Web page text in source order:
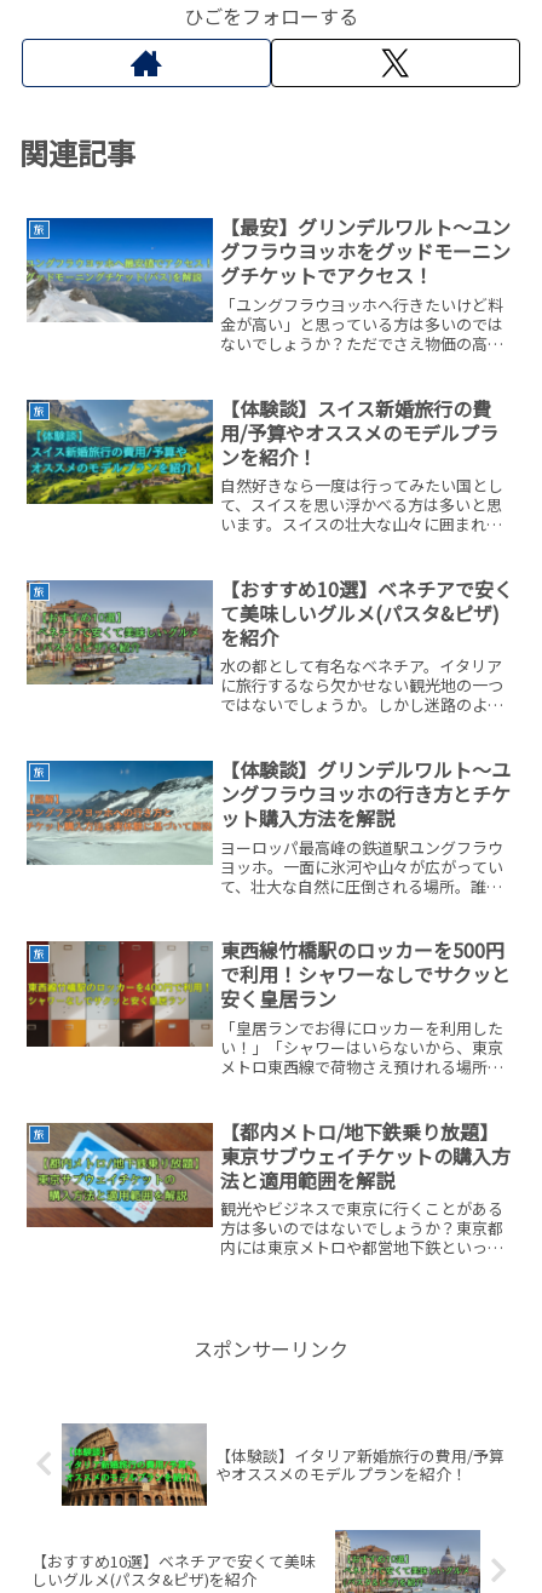
ひごをフォローする
関連記事
旅
【最安】グリンデルワルト～ユン
グフラウヨッホをグッドモーニン
グチケットでアクセス！
「ユングフラウヨッホへ行きたいけど料
金が高い」と思っている方は多いのでは
ないでしょうか？ただでさえ物価の高い
フフェアカード」などのパス利用に加
え、さらに「グッドモーニン...
旅
【体験談】スイス新婚旅行の費
用/予算やオススメのモデルプラ
ンを紹介！
自然好きなら一度は行ってみたい国とし
て、スイスを思い浮かべる方は多いと思
います。スイスの壮大な山々に囲まれな
ス観光を検討されている方もいるのでは
ないでしょうか？しかし物...
旅
【おすすめ10選】ベネチアで安く
て美味しいグルメ(パスタ&ピザ)
を紹介
水の都として有名なベネチア。イタリア
に旅行するなら欠かせない観光地の一つ
ではないでしょうか。しかし迷路のよう
迷っている方も多いと思います。こんに
ちは。今までにベネチアを...
旅
【体験談】グリンデルワルト～ユ
ングフラウヨッホの行き方とチケ
ット購入方法を解説
ヨーロッパ最高峰の鉄道駅ユングフラウ
ヨッホ。一面に氷河や山々が広がってい
て、壮大な自然に圧倒される場所。誰も
り情報はすべて英語なので「アクセス方
法を調べるのが難しい」と...
旅
東西線竹橋駅のロッカーを500円
で利用！シャワーなしでサクッと
安く皇居ラン
「皇居ランでお得にロッカーを利用した
い！」「シャワーはいらないから、東京
メトロ東西線で荷物さえ預けれる場所は
マラソンに向け、練習中のヒゴです。こ
の記事では、東京メトロ...
旅
【都内メトロ/地下鉄乗り放題】
東京サブウェイチケットの購入方
法と適用範囲を解説
観光やビジネスで東京に行くことがある
方は多いのではないでしょうか？東京都
内には東京メトロや都営地下鉄といった
スポンサーリンク
【体験談】イタリア新婚旅行の費用/予算
やオススメのモデルプランを紹介！
【おすすめ10選】ベネチアで安くて美味
しいグルメ(パスタ&ピザ)を紹介